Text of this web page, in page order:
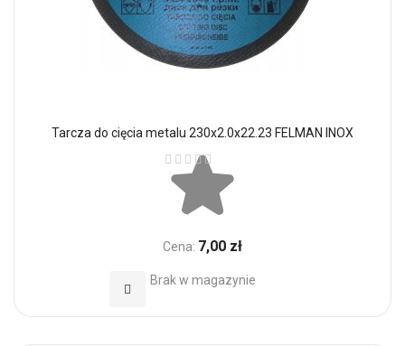
Tarcza do cięcia metalu 230x2.0x22.23 FELMAN INOX
Ocena:
Cena: 7,00 zł
Brak w magazynie
Dodaj do Ulubionych